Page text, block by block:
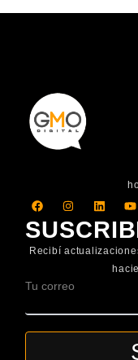
F
a
c
e
o
I
n
s
t
g
m
L
i
n
k
d
Y
o
u
t
b
e
Recibí
Tu correo